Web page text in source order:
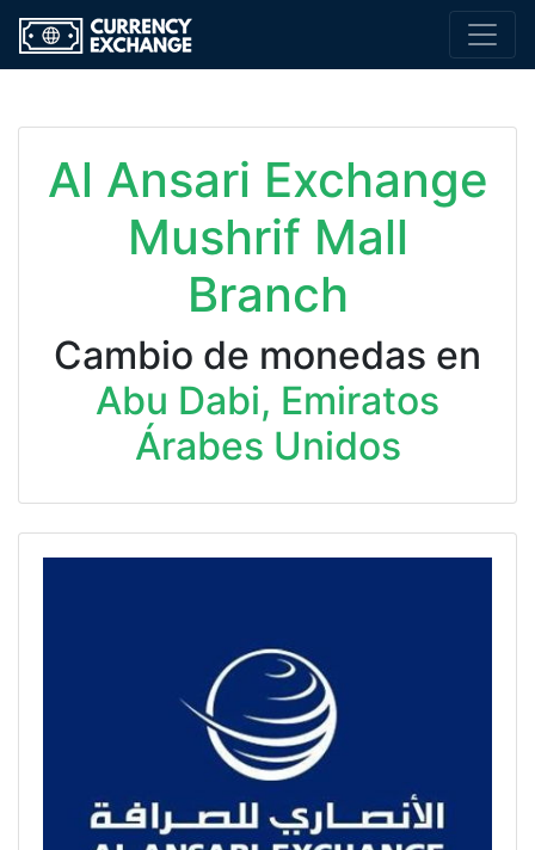
Al Ansari Exchange
Mushrif Mall
Branch
Cambio de monedas en
Abu Dabi, Emiratos
Árabes Unidos